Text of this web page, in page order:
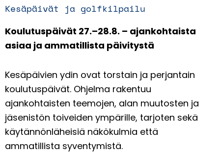
Kesäpäivät ja golfkilpailu
Koulutuspäivät 27.–28.8. – ajankohtaista
asiaa ja ammatillista päivitystä
Kesäpäivien ydin ovat torstain ja perjantain
koulutuspäivät. Ohjelma rakentuu
ajankohtaisten teemojen, alan muutosten ja
jäsenistön toiveiden ympärille, tarjoten sekä
käytännönläheisiä näkökulmia että
ammatillista syventymistä.